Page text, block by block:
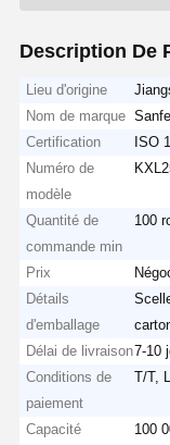
Description De
Lieu d'origine
Nom de marque
Certification
ISO
Numéro de
modèle
Quantité de
commande min
100
Prix
Détails
d'emballage
Délai de livraison7-10
Conditions de
paiement
T/T,
Capacité
100